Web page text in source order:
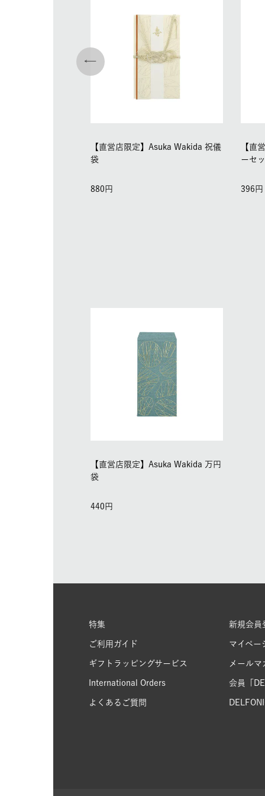
【直営店限定】Asuka Wakida 祝儀
袋
880
【直
ーセ
396
【直営店限定】Asuka Wakida 万円
袋
440
特集
ご利用ガイド
ギフトラッピングサービス
International Orders
よくあるご質問
新規会員
マイペー
メールマ
会員「